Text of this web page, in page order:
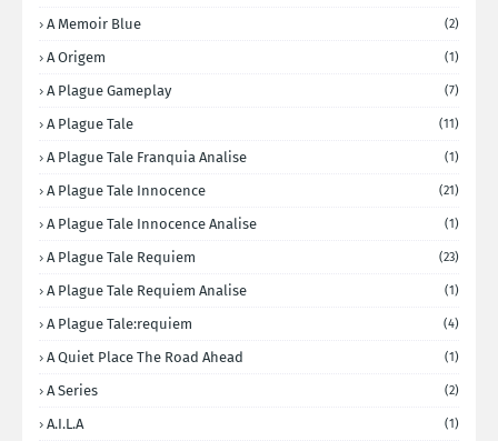
A Memoir Blue (2)
A Origem (1)
A Plague Gameplay (7)
A Plague Tale (11)
A Plague Tale Franquia Analise (1)
A Plague Tale Innocence (21)
A Plague Tale Innocence Analise (1)
A Plague Tale Requiem (23)
A Plague Tale Requiem Analise (1)
A Plague Tale:requiem (4)
A Quiet Place The Road Ahead (1)
A Series (2)
A.I.L.A (1)